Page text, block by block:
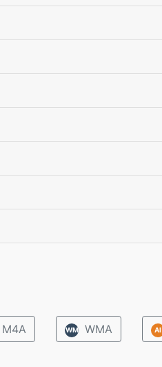
M4A WM WMA AI